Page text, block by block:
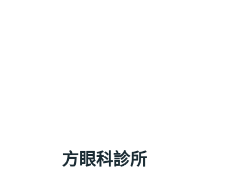
方眼科診所